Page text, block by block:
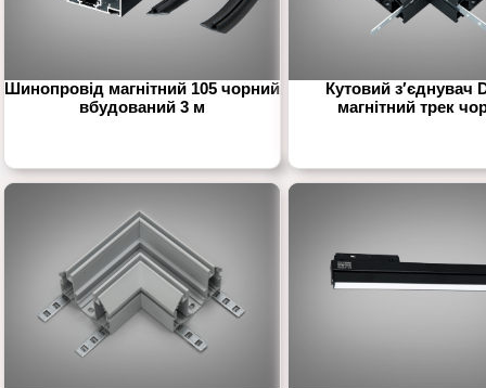
Шинопровід магнітний 105 чорний
вбудований 3 м
Кутовий з′єднувач
магнітний трек